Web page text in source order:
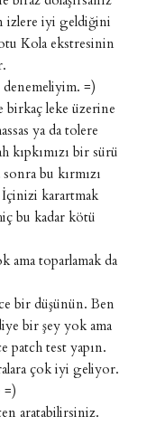
izlere iyi geldiğini
Kola ekstresinin
=)
birkaç leke üzerine
ya da tolere
kıpkımızı bir sürü
bu kırmızı
İçinizi karartmak
bu kadar kötü
ama toparlamak da
bir düşünün. Ben
bir şey yok ama
patch test yapın.
çok iyi geliyor.
=)
aratabilirsiniz.